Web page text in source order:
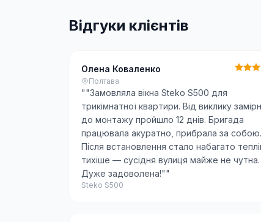
Відгуки клієнтів
Олена Коваленко
Полтава
""Замовляла вікна Steko S500 для
трикімнатної квартири. Від виклику
до монтажу пройшло 12 днів. Бригада
працювала акуратно, прибрала за собою.
Після встановлення стало набагато
тихіше — сусідня вулиця майже не чутна.
Дуже задоволена!""
Steko S500